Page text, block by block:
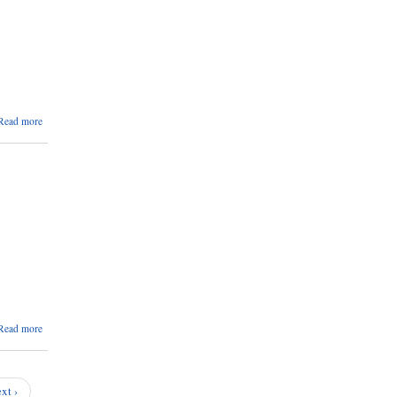
moreabout
moreabout
›